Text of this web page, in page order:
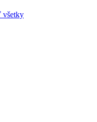
všetky